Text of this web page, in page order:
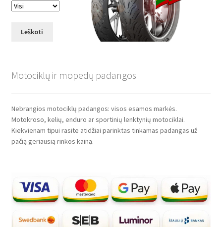
Leškoti
Motociklų ir mopedų padangos
Nebrangios motociklų padangos: visos esamos markės.
Motokroso, kelių, enduro ar sportinių lenktynių motociklai.
Kiekvienam tipui rasite atidžiai parinktas tinkamas padangas už
pačią geriausią rinkos kainą.